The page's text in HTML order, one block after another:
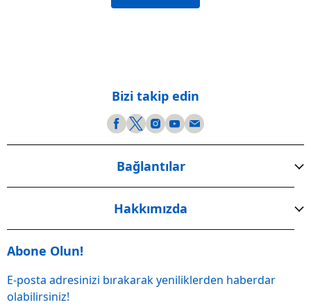
Bizi takip edin
Bağlantılar
Hakkımızda
Abone Olun!
E-posta adresinizi bırakarak yeniliklerden haberdar
olabilirsiniz!